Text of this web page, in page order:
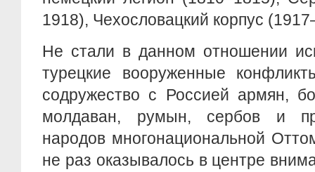
1918), Чехословацкий корпус
Не стали в данном отношении
турецкие вооруженные
содружество с Россией армян,
молдаван, румын, сербов и
народов многонациональной
не раз оказывалось в центре